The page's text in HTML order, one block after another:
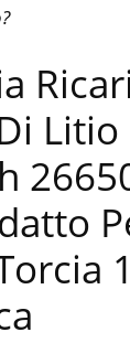
Litio